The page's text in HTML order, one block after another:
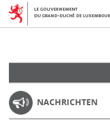
NACHRICHTEN